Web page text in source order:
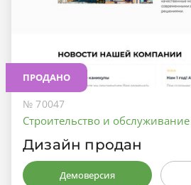
ПРОДАНО
№ 70047
Строительство и
Дизайн продан
Демоверсия